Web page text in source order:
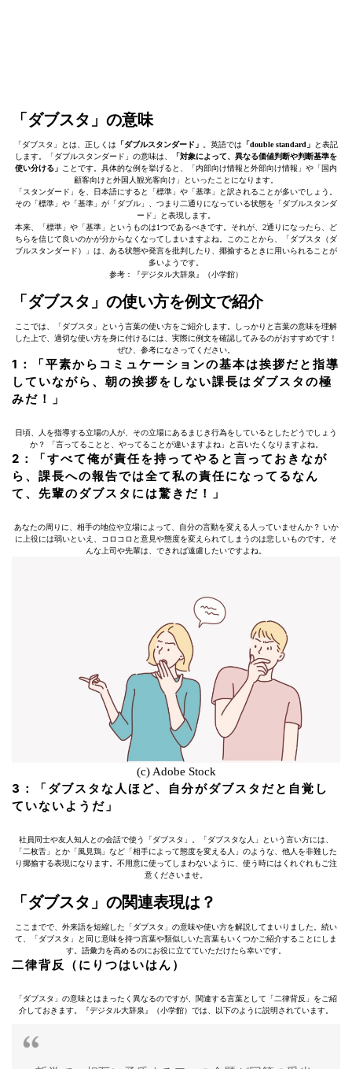
「ダブスタ」の意味
「ダブスタ」とは、正しくは 「ダブルスタンダード」 。英語では 「double standard」 と表記
します。「ダブルスタンダード」の意味は、
「対象によって、異なる価値判断や判断基準を
使い分ける」 ことです。具体的な例を挙げると、「内部向け情報と外部向け情報」や「国内
顧客向けと外国人観光客向け」といったことになります。
「スタンダード」を、日本語にすると「標準」や「基準」と訳されることが多いでしょう。
その「標準」や「基準」が「ダブル」、つまり二通りになっている状態を「ダブルスタンダ
ード」と表現します。
本来、「標準」や「基準」というものは1つであるべきです。それが、2通りになったら、ど
ちらを信じて良いのかが分からなくなってしまいますよね。このことから、「ダブスタ（ダ
ブルスタンダード）」は、ある状態や発言を批判したり、揶揄するときに用いられることが
多いようです。
参考：『デジタル大辞泉』（小学館）
「ダブスタ」の使い方を例文で紹介
ここでは、「ダブスタ」という言葉の使い方をご紹介します。しっかりと言葉の意味を理解
した上で、適切な使い方を身に付けるには、実際に例文を確認してみるのがおすすめです！
ぜひ、参考になさってください。
1：「平素からコミュケーションの基本は挨拶だと指導
していながら、朝の挨拶をしない課長はダブスタの極
みだ！」
日頃、人を指導する立場の人が、その立場にあるまじき行為をしているとしたどうでしょう
か？ 「言ってることと、やってることが違いますよね」と言いたくなりますよね。
2：「すべて俺が責任を持ってやると言っておきなが
ら、課長への報告では全て私の責任になってるなん
て、先輩のダブスタには驚きだ！」
あなたの周りに、相手の地位や立場によって、自分の言動を変える人っていませんか？ いか
に上役には弱いといえ、コロコロと意見や態度を変えられてしまうのは悲しいものです。そ
んな上司や先輩は、できれば遠慮したいですよね。
(c) Adobe Stock
3：「ダブスタな人ほど、自分がダブスタだと自覚し
ていないようだ」
社員同士や友人知人との会話で使う「ダブスタ」。「ダブスタな人」という言い方には、
「二枚舌」とか「風見鶏」など「相手によって態度を変える人」のような、他人を非難した
り揶揄する表現になります。不用意に使ってしまわないように、使う時にはくれぐれもご注
意くださいませ。
「ダブスタ」の関連表現は？
ここまでで、外来語を短縮した「ダブスタ」の意味や使い方を解説してまいりました。続い
て、「ダブスタ」と同じ意味を持つ言葉や類似しいた言葉もいくつかご紹介することにしま
す。語彙力を高めるのにお役に立てていただけたら幸いです。
二律背反（にりつはいはん）
「ダブスタ」の意味とはまったく異なるのですが、関連する言葉として「二律背反」をご紹
介しておきます。『デジタル大辞泉』（小学館）では、以下のように説明されています。